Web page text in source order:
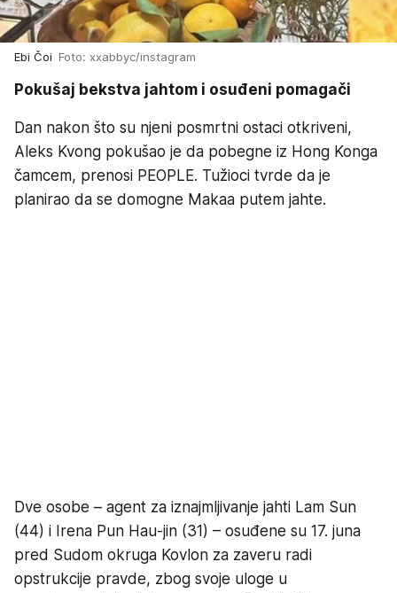
Ebi Čoi Foto: xxabbyc/instagram
Pokušaj bekstva jahtom i osuđeni pomagači
Dan nakon što su njeni posmrtni ostaci otkriveni,
Aleks Kvong pokušao je da pobegne iz Hong Konga
čamcem, prenosi PEOPLE. Tužioci tvrde da je
planirao da se domogne Makaa putem jahte.
Dve osobe – agent za iznajmljivanje jahti Lam Sun
(44) i Irena Pun Hau-jin (31) – osuđene su 17. juna
pred Sudom okruga Kovlon za zaveru radi
opstrukcije pravde, zbog svoje uloge u